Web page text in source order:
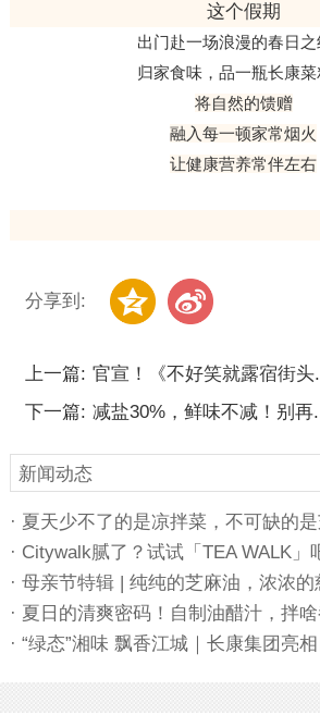
这个假期
出门赴一场浪漫的春日
归家食味，品一瓶长康菜
将自然的馈赠
融入每一顿家常烟火
让健康营养常伴左右
分享到:
上一篇: 官宣！《不好笑就露宿街头
下一篇: 减盐30%，鲜味不减！别再
新闻动态
· 夏天少不了的是凉拌菜，不可缺的
· Citywalk腻了？试试「TEA WALK」
· 母亲节特辑 | 纯纯的芝麻油，浓浓的
· 夏日的清爽密码！自制油醋汁，拌
· “绿态”湘味 飘香江城｜长康集团亮